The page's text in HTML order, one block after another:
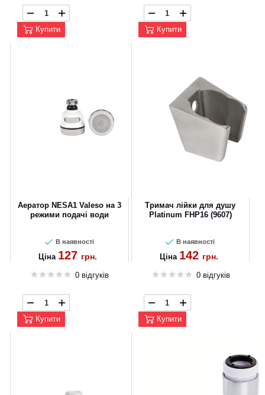
Купити Купити
Аератор NESA1 Valeso на 3
режими подачі води
В наявності
Ціна 127 грн.
0 відгуків
Купити
Тримач лійки для душу
Platinum FHP16 (9607)
В наявності
Ціна 142 грн.
0 відгуків
Купити